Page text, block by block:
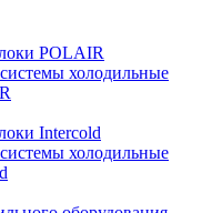
POLAIR
холодильные
Intercold
холодильные